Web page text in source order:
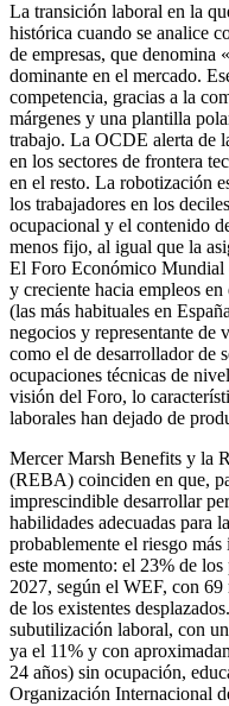
La transición laboral en la
histórica cuando se analice
de empresas, que denomina
dominante en el mercado.
competencia, gracias a la
márgenes y una plantilla
trabajo. La OCDE alerta de
en los sectores de frontera
en el resto. La robotización
los trabajadores en los
ocupacional y el contenido
menos fijo, al igual que la
El Foro Económico
y creciente hacia empleos
(las más habituales en
negocios y representante de
como el de desarrollador de
ocupaciones técnicas de
visión del Foro, lo
laborales han dejado de
Mercer Marsh Benefits y la
(REBA) coinciden en que,
imprescindible desarrollar
habilidades adecuadas para
probablemente el riesgo
este momento: el 23% de
2027, según el WEF, con
de los existentes
subutilización laboral, con
ya el 11% y con
24 años) sin ocupación,
Organización Internacional